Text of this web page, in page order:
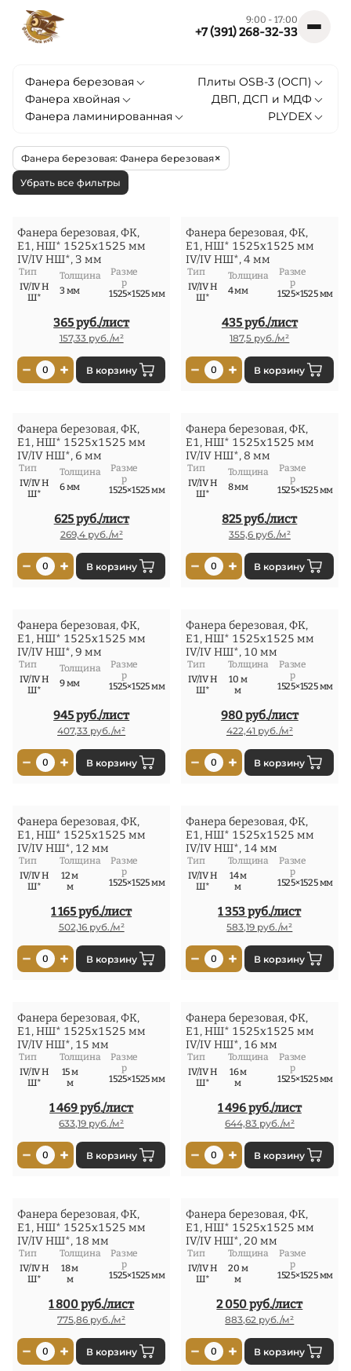
9:00 - 17:00
+7 (391) 268-32-33 Меню
Каталог фанеры и листовых
Фанера березовая
Фанера хвойная
Фанера ламинированная
Плиты OSB-3 (ОСП)
ДВП, ДСП и МДФ
PLYDEX
Фанера березовая: Фанера березовая×
Убрать все фильтры
Фанера березовая, ФК,
Е1, НШ* 1525x1525 мм
IV/IV НШ*, 3 мм
Тип
IV/IV Н
Ш*
Толщина
3 мм
Разме
р
1525×1525 мм
365 руб./лист
157,33 руб./м²
− 0 + В корзину
Фанера березовая, ФК,
Е1, НШ* 1525x1525 мм
IV/IV НШ*, 4 мм
Тип
IV/IV Н
Ш*
Толщина
4 мм
Разме
р
1525×1525 мм
435 руб./лист
187,5 руб./м²
− 0 + В корзину
Фанера березовая, ФК,
Е1, НШ* 1525x1525 мм
IV/IV НШ*, 6 мм
Тип
IV/IV Н
Ш*
Толщина
6 мм
Разме
р
1525×1525 мм
625 руб./лист
269,4 руб./м²
− 0 + В корзину
Фанера березовая, ФК,
Е1, НШ* 1525x1525 мм
IV/IV НШ*, 8 мм
Тип
IV/IV Н
Ш*
Толщина
8 мм
Разме
р
1525×1525 мм
825 руб./лист
355,6 руб./м²
− 0 + В корзину
Фанера березовая, ФК,
Е1, НШ* 1525x1525 мм
IV/IV НШ*, 9 мм
Тип
IV/IV Н
Ш*
Толщина
9 мм
Разме
р
1525×1525 мм
945 руб./лист
407,33 руб./м²
− 0 + В корзину
Фанера березовая, ФК,
Е1, НШ* 1525x1525 мм
IV/IV НШ*, 10 мм
Тип
IV/IV Н
Ш*
Толщина
10 м
м
Разме
р
1525×1525 мм
980 руб./лист
422,41 руб./м²
− 0 + В корзину
Фанера березовая, ФК,
Е1, НШ* 1525x1525 мм
IV/IV НШ*, 12 мм
Тип
IV/IV Н
Ш*
Толщина
12 м
м
Разме
р
1525×1525 мм
1 165 руб./лист
502,16 руб./м²
− 0 + В корзину
Фанера березовая, ФК,
Е1, НШ* 1525x1525 мм
IV/IV НШ*, 14 мм
Тип
IV/IV Н
Ш*
Толщина
14 м
м
Разме
р
1525×1525 мм
1 353 руб./лист
583,19 руб./м²
− 0 + В корзину
Фанера березовая, ФК,
Е1, НШ* 1525x1525 мм
IV/IV НШ*, 15 мм
Тип
IV/IV Н
Ш*
Толщина
15 м
м
Разме
р
1525×1525 мм
1 469 руб./лист
633,19 руб./м²
− 0 + В корзину
Фанера березовая, ФК,
Е1, НШ* 1525x1525 мм
IV/IV НШ*, 16 мм
Тип
IV/IV Н
Ш*
Толщина
16 м
м
Разме
р
1525×1525 мм
1 496 руб./лист
644,83 руб./м²
− 0 + В корзину
Фанера березовая, ФК,
Е1, НШ* 1525x1525 мм
IV/IV НШ*, 18 мм
Тип
IV/IV Н
Ш*
Толщина
18 м
м
Разме
р
1525×1525 мм
1 800 руб./лист
775,86 руб./м²
− 0 + В корзину
Фанера березовая, ФК,
Е1, НШ* 1525x1525 мм
IV/IV НШ*, 20 мм
Тип
IV/IV Н
Ш*
Толщина
20 м
м
Разме
р
1525×1525 мм
2 050 руб./лист
883,62 руб./м²
− 0 + В корзину